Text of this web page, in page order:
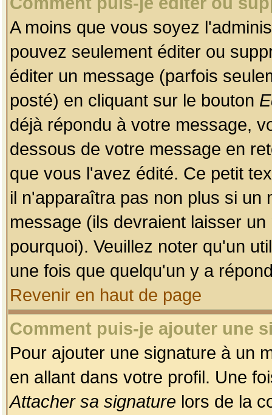
A moins que vous soyez
pouvez seulement éditer ou
éditer un message (parfois
posté) en cliquant sur le bouton
déjà répondu à votre message,
dessous de votre message en
que vous l'avez édité. Ce petit
il n'apparaîtra pas non plus si un
message (ils devraient laisser
pourquoi). Veuillez noter qu'un
une fois que quelqu'un y a
Revenir en haut de page
Comment puis-je ajouter une
Pour ajouter une signature à un
en allant dans votre profil. Une
Attacher sa signature lors de la